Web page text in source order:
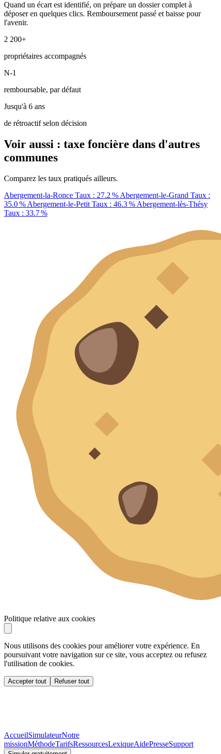
Quand un écart est identifié, on prépare un dossier complet à
déposer en quelques clics. Remboursement passé et baisse pour
l'avenir.
2 200+
propriétaires accompagnés
N-1
remboursable, par défaut
Jusqu'à 6 ans
de rétroactif selon décision
Voir aussi : taxe foncière dans d'autres
communes
Comparez les taux pratiqués ailleurs.
Abergement-la-Ronce Taux : 27.2 % Abergement-le-Grand Taux :
35.0 % Abergement-le-Petit Taux : 46.3 % Abergement-lès-Thésy
Taux : 33.7 %
Politique relative aux cookies
Nous utilisons des cookies pour améliorer votre expérience. En
poursuivant votre navigation sur ce site, vous acceptez ou refusez
l'utilisation de cookies.
Accepter tout Refuser tout
AccueilSimulateurNotre
missionMéthodeTarifsRessourcesLexiqueAidePresseSupport